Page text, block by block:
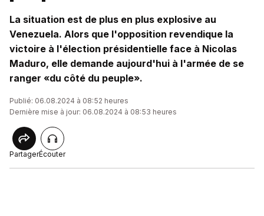
La situation est de plus en plus explosive au
Venezuela. Alors que l'opposition revendique la
victoire à l'élection présidentielle face à Nicolas
Maduro, elle demande aujourd'hui à l'armée de se
ranger «du côté du peuple».
Publié: 06.08.2024 à 08:52 heures
Dernière mise à jour: 06.08.2024 à 08:53 heures
PartagerÉcouter